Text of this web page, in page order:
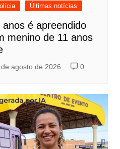
Últimas notícias
é apreendido
menino de 11 anos
agosto de 2026 0